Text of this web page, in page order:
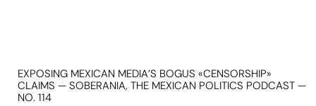
EXPOSING MEXICAN MEDIA’S BOGUS «CENSORSHIP»
CLAIMS — SOBERANIA, THE MEXICAN POLITICS PODCAST —
NO. 114